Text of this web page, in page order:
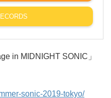
in MIDNIGHT SONIC」
sonic-2019-tokyo/